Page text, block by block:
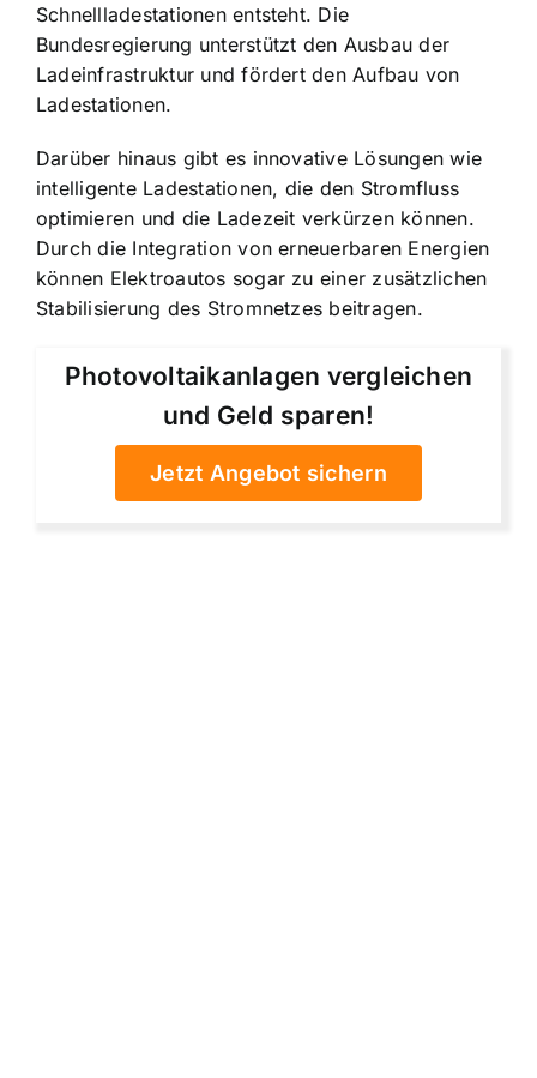
Schnellladestationen entsteht. Die
Bundesregierung unterstützt den Ausbau der
Ladeinfrastruktur und fördert den Aufbau von
Ladestationen.
Darüber hinaus gibt es innovative Lösungen wie
intelligente Ladestationen, die den Stromfluss
optimieren und die Ladezeit verkürzen können.
Durch die Integration von erneuerbaren Energien
können Elektroautos sogar zu einer zusätzlichen
Stabilisierung des Stromnetzes beitragen.
Photovoltaikanlagen vergleichen
und Geld sparen!
Jetzt Angebot sichern